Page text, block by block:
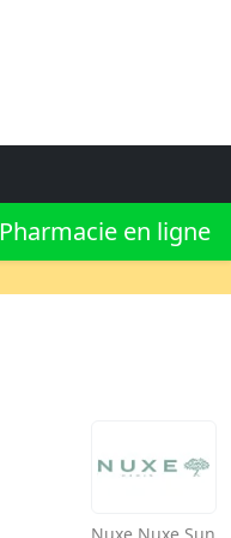
Pharmacie en ligne